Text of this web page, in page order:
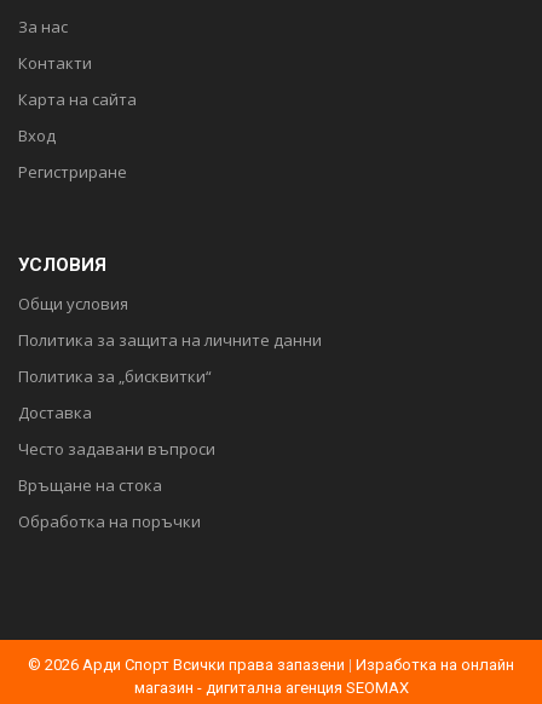
За нас
Контакти
Карта на сайта
Вход
Регистриране
УСЛОВИЯ
Общи условия
Политика за защита на личните данни
Политика за „бисквитки“
Доставка
Често задавани въпроси
Връщане на стока
Обработка на поръчки
© 2026 Арди Спорт Всички права запазени | Изработка на онлайн
магазин - дигитална агенция SEOMAX